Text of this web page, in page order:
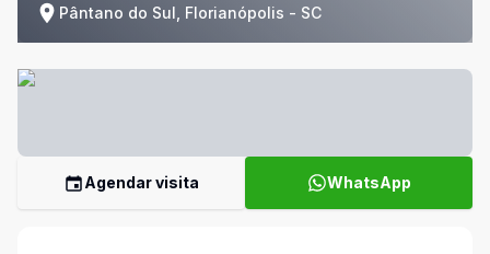
Pântano do Sul, Florianópolis - SC
Agendar visita WhatsApp